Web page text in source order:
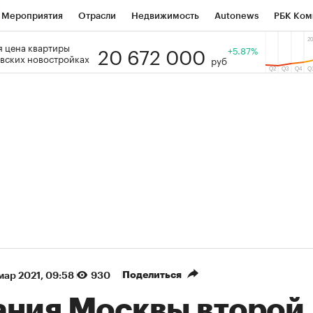
Мероприятия Отрасли Недвижимость Autonews РБК
РБК Образование Тренды
цена квартиры
новостройках
20 672 000 руб
+5.87%
2021, 09:58 930 Поделиться